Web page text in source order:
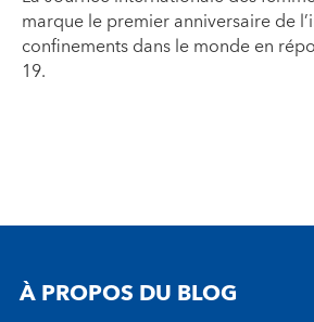
marque le premier anniversaire de
confinements dans le monde en
19.
À PROPOS DU BLOG